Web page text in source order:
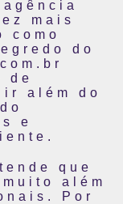
mais
como
do
de
além do
e
que
além
Por